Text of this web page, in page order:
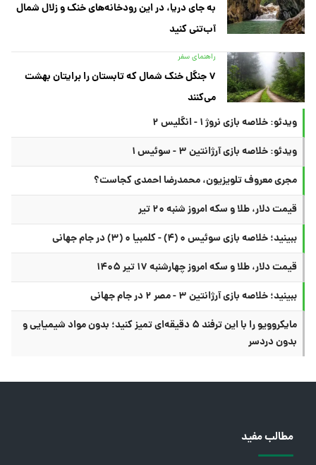
به جای دریا، در این رودخانه‌های خنک و زلال شمال
آب‌تنی کنید
راهنمای سفر
۷ جنگل خنک شمال که تابستان را برایتان بهشت
می‌کنند
ویدئو: خلاصه بازی نروژ ۱ - انگلیس ۲
ویدئو: خلاصه بازی آرژانتین ۳ - سوئیس ۱
مجری معروف تلویزیون، محمدرضا احمدی کجاست؟
قیمت دلار، طلا و سکه امروز شنبه ۲۰ تیر
ببینید؛ خلاصه بازی سوئیس ۰ (۴) - کلمبیا ۰ (۳) در جام جهانی
قیمت دلار، طلا و سکه امروز چهارشنبه ۱۷ تیر ۱۴۰۵
ببینید؛ خلاصه بازی آرژانتین ۳ - مصر ۲ در جام جهانی
مایکروویو را با این ترفند ۵ دقیقه‌ای تمیز کنید؛ بدون مواد شیمیایی و
بدون دردسر
مطالب مفید